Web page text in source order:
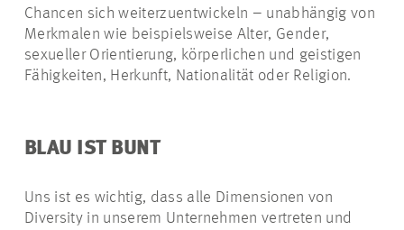
KONTAKT
Chancen sich weiterzuentwickeln – unabhängig von
Merkmalen wie beispielsweise Alter, Gender,
sexueller Orientierung, körperlichen und geistigen
Fähigkeiten, Herkunft, Nationalität oder Religion.
BLAU IST BUNT
Uns ist es wichtig, dass alle Dimensionen von
Diversity in unserem Unternehmen vertreten und